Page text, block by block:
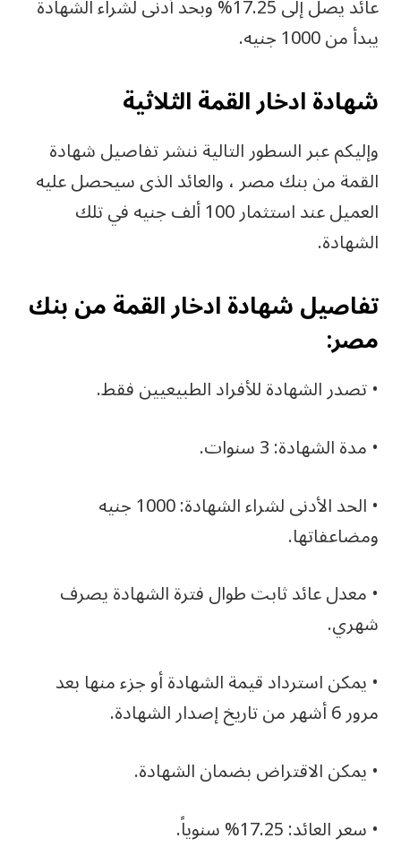
عائد يصل إلى 17.25% وبحد أدنى لشراء الشهادة
يبدأ من 1000 جنيه.
شهادة ادخار القمة الثلاثية
وإليكم عبر السطور التالية ننشر تفاصيل شهادة
القمة من بنك مصر ، والعائد الذى سيحصل عليه
العميل عند استثمار 100 ألف جنيه في تلك
الشهادة.
تفاصيل شهادة ادخار القمة من بنك
مصر:
• تصدر الشهادة للأفراد الطبيعيين فقط.
• مدة الشهادة: 3 سنوات.
• الحد الأدنى لشراء الشهادة: 1000 جنيه
ومضاعفاتها.
• معدل عائد ثابت طوال فترة الشهادة يصرف
شهري.
• يمكن استرداد قيمة الشهادة أو جزء منها بعد
مرور 6 أشهر من تاريخ إصدار الشهادة.
• يمكن الاقتراض بضمان الشهادة.
• سعر العائد: 17.25% سنوياً.